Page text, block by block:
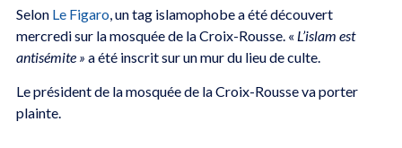
Selon Le Figaro, un tag islamophobe a été découvert
mercredi sur la mosquée de la Croix-Rousse. « L’islam est
antisémite » a été inscrit sur un mur du lieu de culte.
Le président de la mosquée de la Croix-Rousse va porter
plainte.